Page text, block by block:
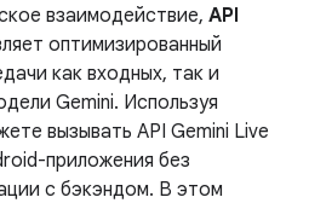
взаимодействие, API
оптимизированный
как входных, так и
Gemini. Используя
вызывать API Gemini Live
приложения без
с бэкэндом. В этом